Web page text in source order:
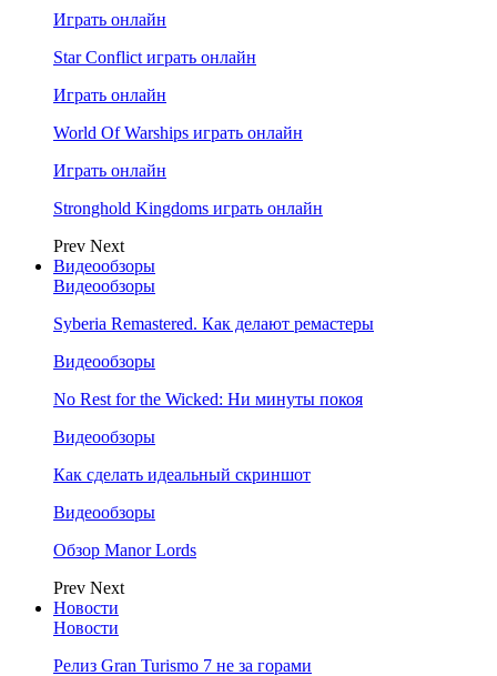
Играть онлайн
Star Conflict играть онлайн
Играть онлайн
World Of Warships играть онлайн
Играть онлайн
Stronghold Kingdoms играть онлайн
Prev Next
Видеообзоры
Видеообзоры
Syberia Remastered. Как делают ремастеры
Видеообзоры
No Rest for the Wicked: Ни минуты покоя
Видеообзоры
Как сделать идеальный скриншот
Видеообзоры
Обзор Manor Lords
Prev Next
Новости
Новости
Релиз Gran Turismo 7 не за горами